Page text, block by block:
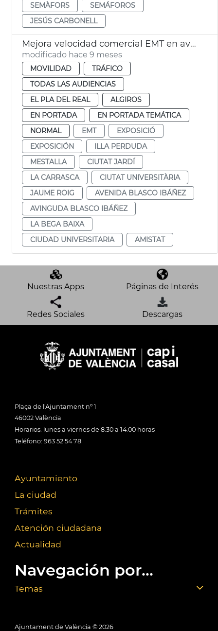
SEMÀFORS
SEMÁFOROS
JESÚS CARBONELL
Mejora velocidad comercial EMT en avenida Blasco IBÁÑEZ València
modificado hace 9 meses
MOVILIDAD
TRÁFICO
TODAS LAS AUDIENCIAS
EL PLA DEL REAL
ALGIROS
EN PORTADA
EN PORTADA TEMÁTICA
NORMAL
EMT
EXPOSICIÓ
EXPOSICIÓN
ILLA PERDUDA
MESTALLA
CIUTAT JARDÍ
LA CARRASCA
CIUTAT UNIVERSITÀRIA
JAUME ROIG
AVENIDA BLASCO IBÁÑEZ
AVINGUDA BLASCO IBÁÑEZ
LA BEGA BAIXA
CIUDAD UNIVERSITARIA
AMISTAT
Nuestras Apps Páginas de Interés
Redes Sociales Descargas
Plaça de l'Ajuntament nº 1
46002 València
Horarios: lunes a viernes de 8:30 a 14:00 horas
Teléfono: 963 52 54 78
Ayuntamiento
La ciudad
Trámites
Atención ciudadana
Actualidad
Navegación por...
Temas
Ajuntament de València © 2026